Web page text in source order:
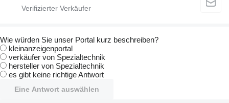
Wie würden Sie unser Portal kurz beschreiben?
kleinanzeigenportal
verkäufer von Spezialtechnik
hersteller von Spezialtechnik
es gibt keine richtige Antwort
Eine Antwort auswählen